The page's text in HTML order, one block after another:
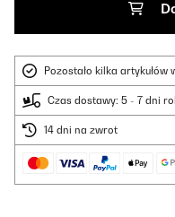
Pozostało kilka
Czas dostawy: 5 - 7 dni
14 dni na zwrot